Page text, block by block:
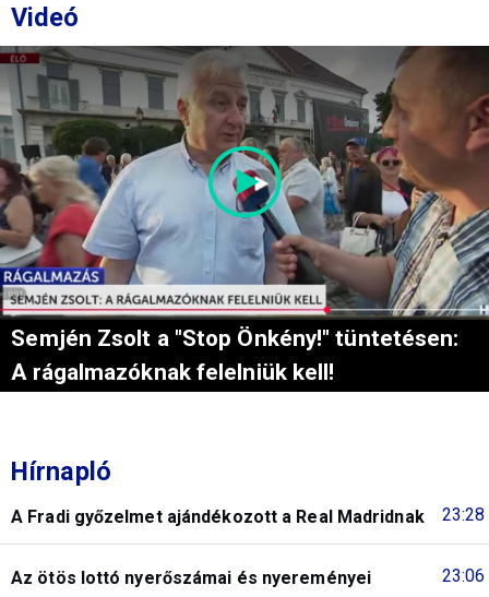
Videó
Semjén Zsolt a "Stop Önkény!" tüntetésen:
A rágalmazóknak felelniük kell!
Hírnapló
23:28
A Fradi győzelmet ajándékozott a Real Madridnak
23:06
Az ötös lottó nyerőszámai és nyereményei